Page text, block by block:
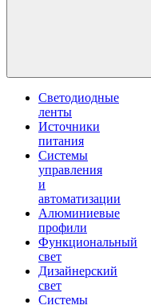
Светодиодные
ленты
Источники
питания
Системы
управления
и
автоматизации
Алюминиевые
профили
Функциональный
свет
Дизайнерский
свет
Системы